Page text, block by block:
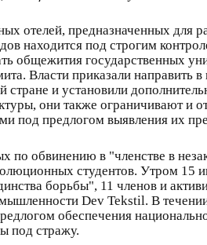
отелей, предназначенных для
находится под строгим
общежития государственных
Власти приказали направить
стране и установили
они также ограничивают и
под предлогом выявления их
по обвинению в "членстве в
студентов. Утром 15
борьбы", 11 членов и
Dev Tekstil. В
обеспечения
под стражу.